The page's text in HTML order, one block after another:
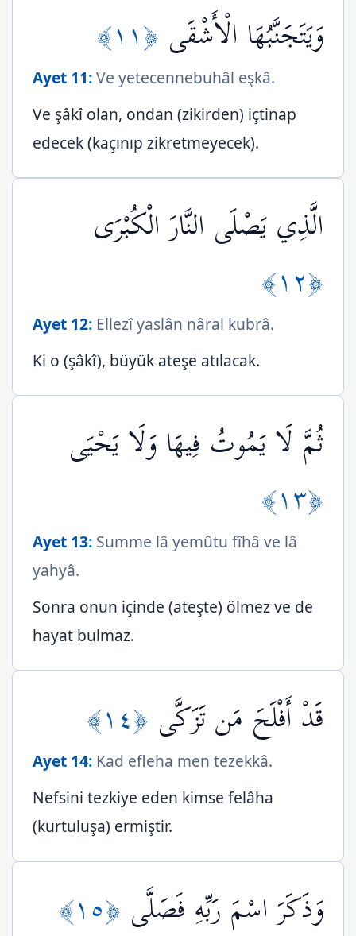
وَيَتَجَنَّبُهَا الْأَشْقَى ﴿١١﴾
Ayet 11:Ve yetecennebuhâl eşkâ.
Ve şâkî olan, ondan (zikirden) içtinap
edecek (kaçınıp zikretmeyecek).
الَّذِي يَصْلَى النَّارَ الْكُبْرَى
﴿١٢﴾
Ayet 12: Ellezî yaslân nâral kubrâ.
Ki o (şâkî), büyük ateşe atılacak.
ثُمَّ لَا يَمُوتُ فِيهَا وَلَا يَحْيَى
﴿١٣﴾
Ayet 13: Summe lâ yemûtu fîhâ ve lâ
yahyâ.
Sonra onun içinde (ateşte) ölmez ve de
hayat bulmaz.
قَدْ أَفْلَحَ مَن تَزَكَّى ﴿١٤﴾
Ayet 14: Kad efleha men tezekkâ.
Nefsini tezkiye eden kimse felâha
(kurtuluşa) ermiştir.
وَذَكَرَ اسْمَ رَبِّهِ فَصَلَّى ﴿١٥﴾